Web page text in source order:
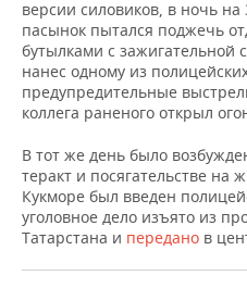
НЕФТЬ
ОПК
ЭНЕРГЕТИКА
ТРАНСПОРТ
УСЛУГИ
IT
МЕДИА
ТЕЛЕКОММУНИКАЦИИ
НОВОСТИ МЕРОПРИЯТИЙ
ВЫЕЗДНАЯ РЕДАКЦИЯ
БИЗНЕС-БРАНЧИ
ONLINE-КОНФЕРЕНЦИИ
ОТКРЫТАЯ ЛЕКЦИЯ
СПОРТ
НОВОСТИ СПОРТА
ФУТБОЛ
ХОККЕЙ
БАСКЕТБОЛ
ОБЩЕСТВО
НОВОСТИ ОБЩЕСТВА
ВЛАСТЬ
ИНФРАСТРУКТУРА
ФОТОГАЛЕРЕЯ
СЮЖЕТЫ
СПРАВОЧНИК
версии силовиков, в ночь на
пасынок пытался поджечь
бутылками с
нанес одному из
предупредительные
коллега раненого открыл
В тот же день было
теракт и посягательстве на
Кукморе был введен
уголовное дело изъято из
Татарстана и передано в